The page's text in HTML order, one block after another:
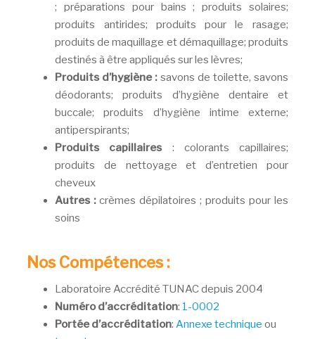
; préparations pour bains ; produits solaires;
produits antirides; produits pour le rasage;
produits de maquillage et démaquillage; produits
destinés à être appliqués sur les lèvres;
Produits d’hygiène :savons de toilette, savons
déodorants; produits d’hygiène dentaire et
buccale; produits d’hygiène intime externe;
antiperspirants;
Produits capillaires: colorants capillaires;
produits de nettoyage et d’entretien pour
cheveux
Autres :crèmes dépilatoires ; produits pour les
soins
Nos Compétences :
Laboratoire Accrédité TUNAC depuis 2004
Numéro d’accréditation: 1-0002
Portée d’accréditation:Annexe technique ou